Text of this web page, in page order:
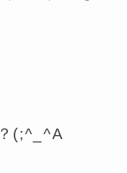
(;^_^A